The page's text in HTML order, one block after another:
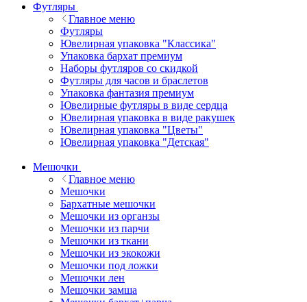
Футляры
Главное меню
Футляры
Ювелирная упаковка "Классика"
Упаковка бархат премиум
Наборы футляров со скидкой
Футляры для часов и браслетов
Упаковка фантазия премиум
Ювелирные футляры в виде сердца
Ювелирная упаковка в виде ракушек
Ювелирная упаковка "Цветы"
Ювелирная упаковка "Детская"
Мешочки
Главное меню
Мешочки
Бархатные мешочки
Мешочки из органзы
Мешочки из парчи
Мешочки из ткани
Мешочки из экокожи
Мешочки под ложки
Мешочки лен
Мешочки замша